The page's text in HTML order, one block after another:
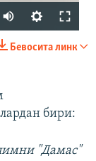
Бевосита линк
бири:
"Дамас"